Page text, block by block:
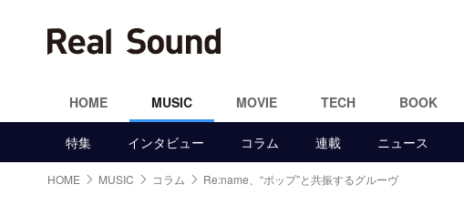
HOME MUSIC MOVIE TECH BOOK
特集 インタビュー コラム 連載 ニュース
HOME MUSIC コラム Re:name、“ポップ”と共振するグルーヴ